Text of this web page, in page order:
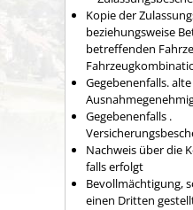
Kopie der
beziehungsweise
betreffenden
Gegebenenfalls. alte
Gegebenenfalls .
Nachweis über die
falls erfolgt
Bevollmächtigung,
einen Dritten